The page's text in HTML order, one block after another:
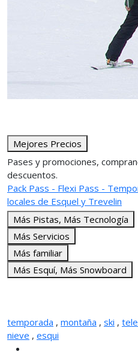
Mejores Precios
Pases y promociones,
descuentos.
Pack Pass - Flexi Pass -
locales de Esquel y Trevelin
Más Pistas, Más Tecnología
Más Servicios
Más familiar
Más Esquí, Más Snowboard
temporada , montaña , ski ,
nieve , esqui